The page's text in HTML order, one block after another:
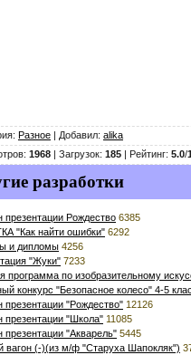
: Разное | Добавил: alika
: 1968 | Загрузок: 185 | Рейтинг: 5.0/
разработки
презентации Рождество 6385
"Как найти ошибки" 6292
и дипломы 4256
"Жуки" 7233
программа по изобразительному
конкурс "Безопасное колесо" 4-5
презентации "Рождество" 12126
презентации "Школа" 11085
презентации "Акварель" 5445
вагон (-)(из м/ф "Старуха Шапокляк")